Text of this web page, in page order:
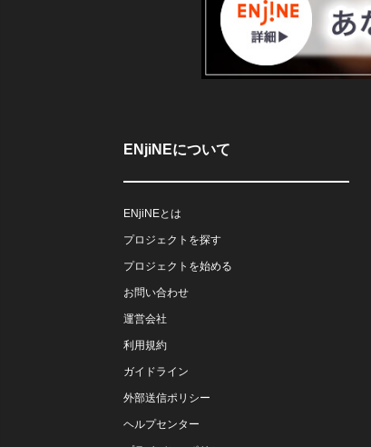
ENjiNEについて
ENjiNEとは
プロジェクトを探す
プロジェクトを始める
お問い合わせ
運営会社
利用規約
ガイドライン
外部送信ポリシー
ヘルプセンター